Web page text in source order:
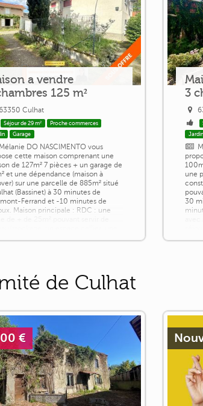
a vendre
125 m²
Culhat
Séjour de 29 m²
Proche commerces
Garage
Mélanie DO NASCIMENTO vous
cette maison comprenant une
de 127m² 7 pièces + un garage de
et une dépendance (maison à
sur une parcelle de 885m² situé
(Bassinet) à 30 minutes de
Ferrand et -10 minutes de
Maison principale : RDC : une
3
Jardin
une
30
de Culhat
€